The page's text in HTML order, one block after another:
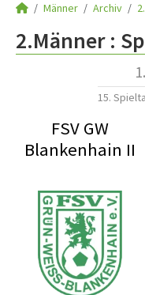
Männer Archiv
2.Männer :
15.
FSV GW
Blankenhain II